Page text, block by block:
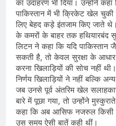
का उदाहरण भी दिया। उन्होंने
पाकिस्तान में भी क्रिकेट खेल चुकी
लिए बेहद कड़े इंतजाम किए जाते
के कमरों के बाहर तक हथियारबंद
लिटन ने कहा कि यदि
सकती है, तो केवल सुरक्षा के
करना खिलाड़ियों की सोच नहीं
निर्णय खिलाड़ियों ने नहीं बल्कि
जब उनसे पूर्व अंतरिम खेल
बारे में पूछा गया, तो उन्होंने
कहा कि अब आसिफ नजरुल किसी
उस समय ऐसी बातें कही थीं।